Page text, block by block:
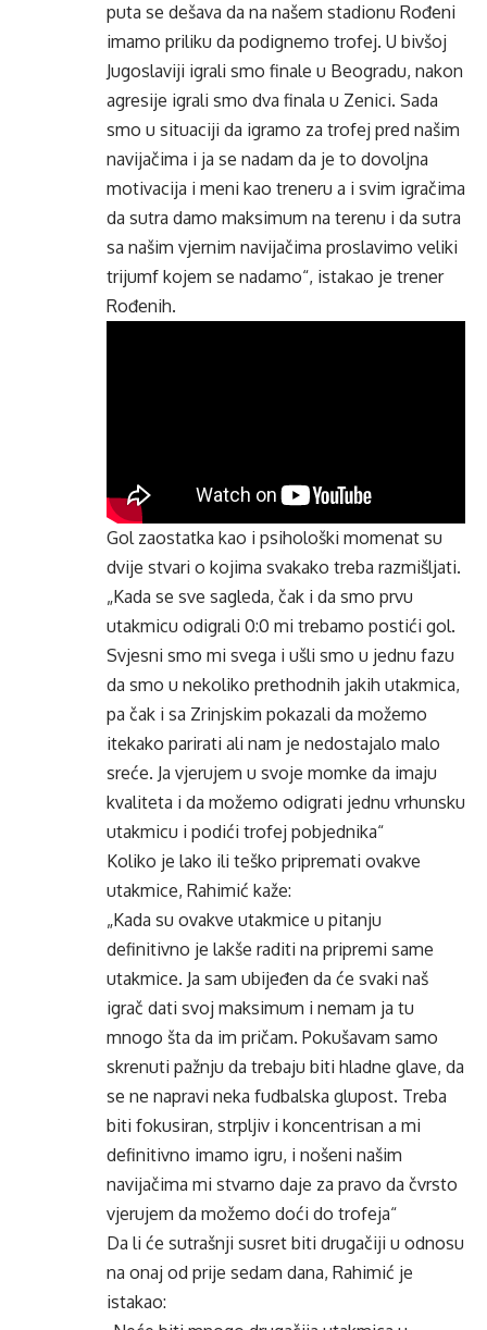
puta se dešava da na našem stadionu Rođeni
imamo priliku da podignemo trofej. U bivšoj
Jugoslaviji igrali smo finale u Beogradu, nakon
agresije igrali smo dva finala u Zenici. Sada
smo u situaciji da igramo za trofej pred našim
navijačima i ja se nadam da je to dovoljna
motivacija i meni kao treneru a i svim igračima
da sutra damo maksimum na terenu i da sutra
sa našim vjernim navijačima proslavimo veliki
trijumf kojem se nadamo“, istakao je trener
Rođenih.
Gol zaostatka kao i psihološki momenat su
dvije stvari o kojima svakako treba razmišljati.
„Kada se sve sagleda, čak i da smo prvu
utakmicu odigrali 0:0 mi trebamo postići gol.
Svjesni smo mi svega i ušli smo u jednu fazu
da smo u nekoliko prethodnih jakih utakmica,
pa čak i sa Zrinjskim pokazali da možemo
itekako parirati ali nam je nedostajalo malo
sreće. Ja vjerujem u svoje momke da imaju
kvaliteta i da možemo odigrati jednu vrhunsku
utakmicu i podići trofej pobjednika“
Koliko je lako ili teško pripremati ovakve
utakmice, Rahimić kaže:
„Kada su ovakve utakmice u pitanju
definitivno je lakše raditi na pripremi same
utakmice. Ja sam ubijeđen da će svaki naš
igrač dati svoj maksimum i nemam ja tu
mnogo šta da im pričam. Pokušavam samo
skrenuti pažnju da trebaju biti hladne glave, da
se ne napravi neka fudbalska glupost. Treba
biti fokusiran, strpljiv i koncentrisan a mi
definitivno imamo igru, i nošeni našim
navijačima mi stvarno daje za pravo da čvrsto
vjerujem da možemo doći do trofeja“
Da li će sutrašnji susret biti drugačiji u odnosu
na onaj od prije sedam dana, Rahimić je
istakao: